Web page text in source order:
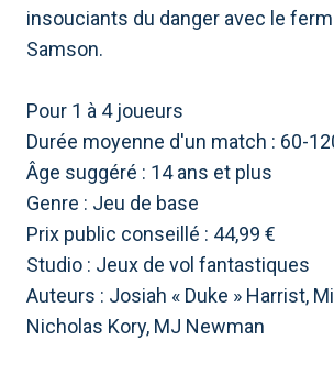
insouciants du danger avec le
Samson.
Pour 1 à 4 joueurs
Durée moyenne d'un match : 60-
Âge suggéré : 14 ans et plus
Genre : Jeu de base
Prix ​​public conseillé : 44,99 €
Studio : Jeux de vol fantastiques
Auteurs : Josiah « Duke » Harrist,
Nicholas Kory, MJ Newman